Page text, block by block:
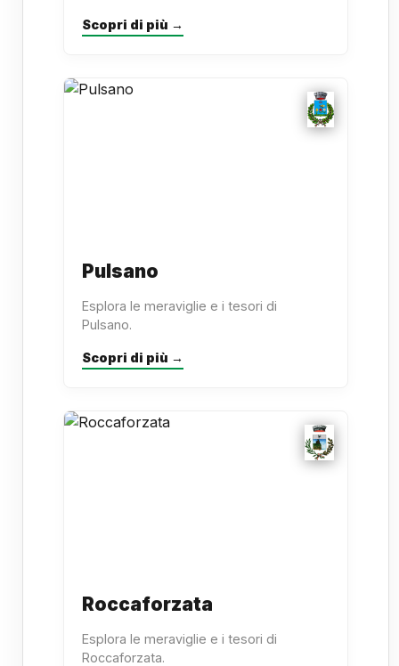
Scopri di più →
Pulsano
Esplora le meraviglie e i tesori di
Pulsano.
Scopri di più →
Roccaforzata
Esplora le meraviglie e i tesori di
Roccaforzata.